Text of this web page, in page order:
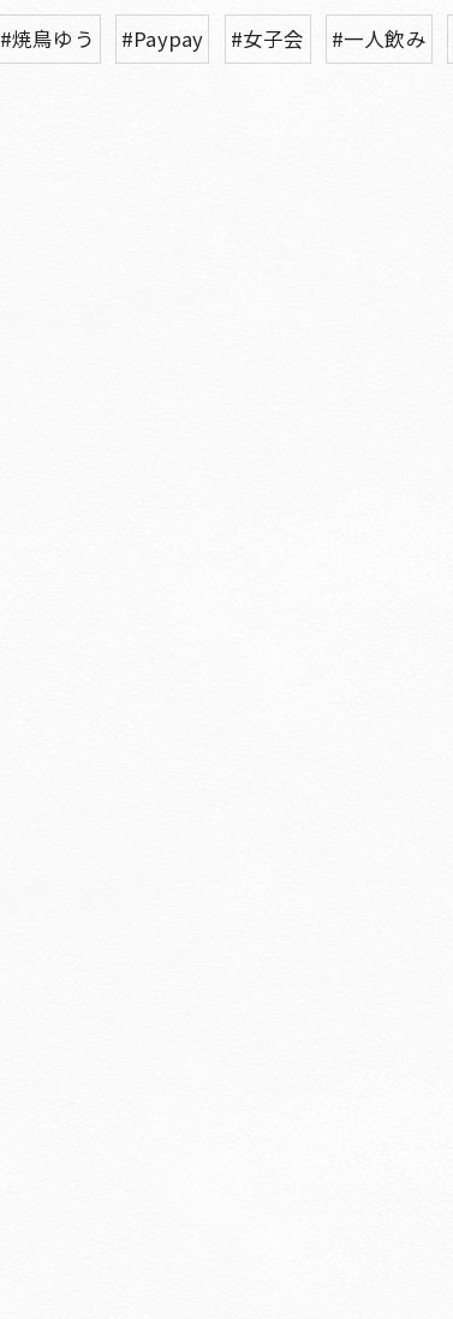
#焼鳥ゆう #Paypay #女子会 #一人飲み